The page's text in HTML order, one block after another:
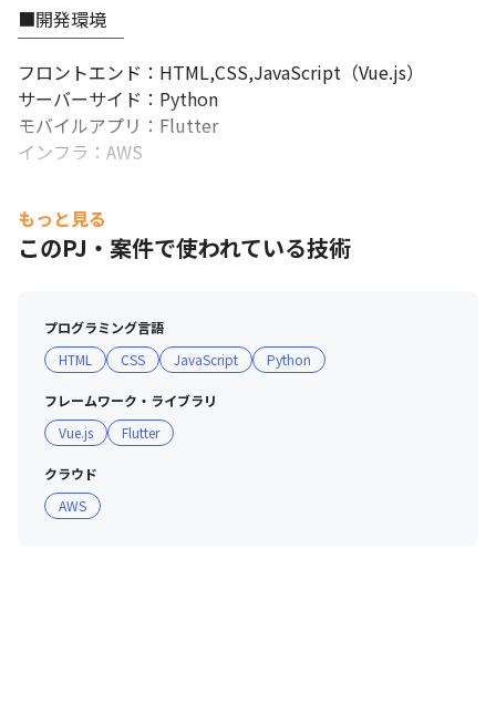
■開発環境
￣￣￣￣￣￣
フロントエンド：HTML,CSS,JavaScript（Vue.js）
サーバーサイド：Python
モバイルアプリ：Flutter
インフラ：AWS
『技術力上位エンジニア～に聞く～新人エンジニアが聞きたい10
の質問』
もっと見る
このPJ・案件で使われている技術
プログラミング言語
HTML
CSS JavaScript Python
フレームワーク・ライブラリ
Vue.js
Flutter
クラウド
AWS